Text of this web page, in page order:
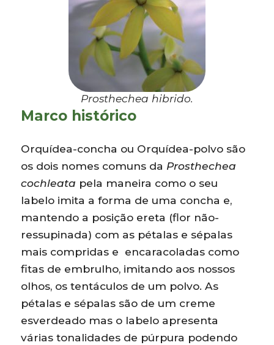
Prosthechea hibrido.
Marco histórico
Orquídea-concha ou Orquídea-polvo são
os dois nomes comuns da Prosthechea
cochleata pela maneira como o seu
labelo imita a forma de uma concha e,
mantendo a posição ereta (flor não-
ressupinada) com as pétalas e sépalas
mais compridas e encaracoladas como
fitas de embrulho, imitando aos nossos
olhos, os tentáculos de um polvo. As
pétalas e sépalas são de um creme
esverdeado mas o labelo apresenta
várias tonalidades de púrpura podendo